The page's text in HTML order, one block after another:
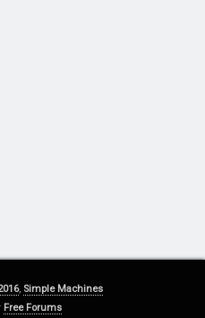
, Simple Machines
Free Forums